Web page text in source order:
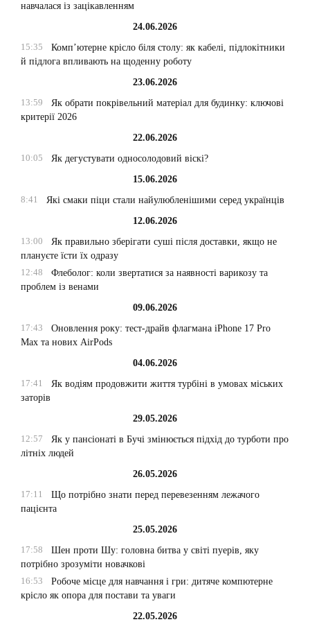
навчалася із зацікавленням
24.06.2026
15:35
Комп’ютерне крісло біля столу: як кабелі, підлокітники
й підлога впливають на щоденну роботу
23.06.2026
13:59
Як обрати покрівельний матеріал для будинку: ключові
критерії 2026
22.06.2026
10:05
Як дегустувати односолодовий віскі?
15.06.2026
8:41
Які смаки піци стали найулюбленішими серед українців
12.06.2026
13:00
Як правильно зберігати суші після доставки, якщо не
плануєте їсти їх одразу
12:48
Флеболог: коли звертатися за наявності варикозу та
проблем із венами
09.06.2026
17:43
Оновлення року: тест-драйв флагмана iPhone 17 Pro
Max та нових AirPods
04.06.2026
17:41
Як водіям продовжити життя турбіні в умовах міських
заторів
29.05.2026
12:57
Як у пансіонаті в Бучі змінюється підхід до турботи про
літніх людей
26.05.2026
17:11
Що потрібно знати перед перевезенням лежачого
пацієнта
25.05.2026
17:58
Шен проти Шу: головна битва у світі пуерів, яку
потрібно зрозуміти новачкові
16:53
Робоче місце для навчання і гри: дитяче компютерне
крісло як опора для постави та уваги
22.05.2026